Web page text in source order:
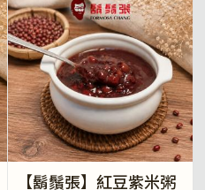
【鬍鬚張】紅豆紫米粥